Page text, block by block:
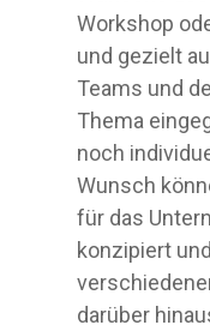
Workshop
und gezielt
Teams und
Thema
noch
Wunsch
für das
konzipiert
darüber